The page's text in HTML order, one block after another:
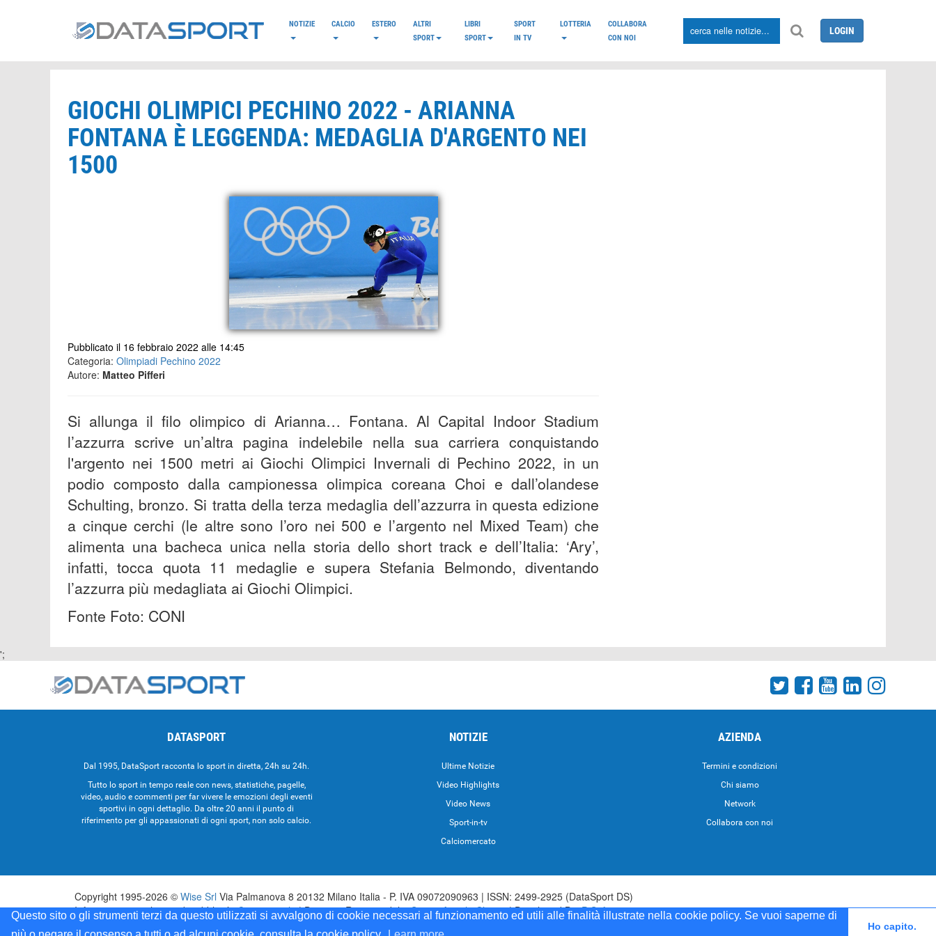
Questo sito o gli strumenti terzi da questo utilizzati si avvalgono di cookie necessari al funzionamento ed utili alle finalità illustrate nella cookie policy. Se vuoi saperne di
Ho capito.
NOTIZIE CALCIO ESTERO
ALTRI
SPORT
LIBRI
SPORT
SPORT
IN TV
LOTTERIA
COLLABORA
CON NOI
LOGIN
GIOCHI OLIMPICI PECHINO 2022 - ARIANNA
FONTANA È LEGGENDA: MEDAGLIA D'ARGENTO NEI
1500
Pubblicato il 16 febbraio 2022 alle 14:45
Categoria: Olimpiadi Pechino 2022
Autore: Matteo Pifferi
Si allunga il filo olimpico di Arianna… Fontana. Al Capital Indoor Stadium
l’azzurra scrive un’altra pagina indelebile nella sua carriera conquistando
l'argento nei 1500 metri ai Giochi Olimpici Invernali di Pechino 2022, in un
podio composto dalla campionessa olimpica coreana Choi e dall’olandese
Schulting, bronzo. Si tratta della terza medaglia dell’azzurra in questa edizione
a cinque cerchi (le altre sono l’oro nei 500 e l’argento nel Mixed Team) che
alimenta una bacheca unica nella storia dello short track e dell’Italia: ‘Ary’,
infatti, tocca quota 11 medaglie e supera Stefania Belmondo, diventando
l’azzurra più medagliata ai Giochi Olimpici.
Fonte Foto: CONI
';
DATASPORT
Dal 1995, DataSport racconta lo sport in diretta, 24h su 24h.
Tutto lo sport in tempo reale con news, statistiche, pagelle,
video, audio e commenti per far vivere le emozioni degli eventi
sportivi in ogni dettaglio. Da oltre 20 anni il punto di
riferimento per gli appassionati di ogni sport, non solo calcio.
NOTIZIE
Ultime Notizie
Video Highlights
Video News
Sport-in-tv
Calciomercato
AZIENDA
Termini e condizioni
Chi siamo
Network
Collabora con noi
Copyright 1995-2026 © Wise Srl Via Palmanova 8 20132 Milano Italia - P. IVA 09072090963 | ISSN: 2499-2925 (DataSport DS)
Informazioni e richieste di pubblicità:Commerciale| Direttore Responsabile:Sergio Angelo Chiesa| Developed By:P-Soft
Testata registrata presso il Tribunale di Milano: DataSport iscrizione n.173 del 30/03/1985 - www.datasport.it iscrizione n.255 del 20/04/2001